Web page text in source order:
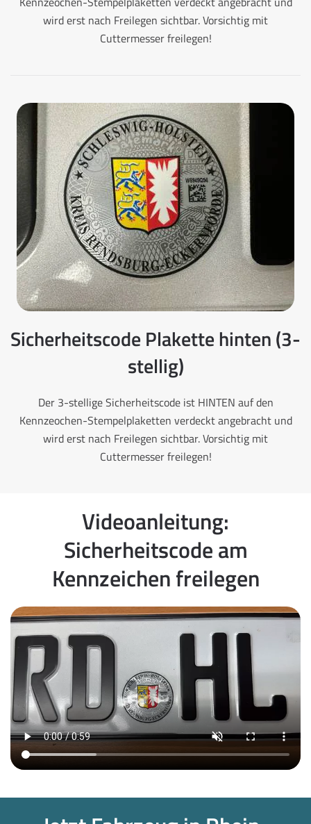
wird erst nach Freilegen sichtbar. Vorsichtig mit
Cuttermesser freilegen!
Sicherheitscode Plakette hinten (3-
stellig)
Der 3-stellige Sicherheitscode ist HINTEN auf den
Kennzeochen-Stempelplaketten verdeckt angebracht und
wird erst nach Freilegen sichtbar. Vorsichtig mit
Cuttermesser freilegen!
Videoanleitung:
Sicherheitscode am
Kennzeichen freilegen